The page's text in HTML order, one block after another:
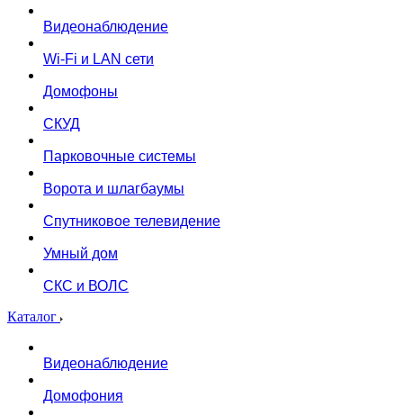
Видеонаблюдение
Wi-Fi и LAN сети
Домофоны
СКУД
Парковочные системы
Ворота и шлагбаумы
Спутниковое телевидение
Умный дом
СКС и ВОЛС
Каталог
Видеонаблюдение
Домофония